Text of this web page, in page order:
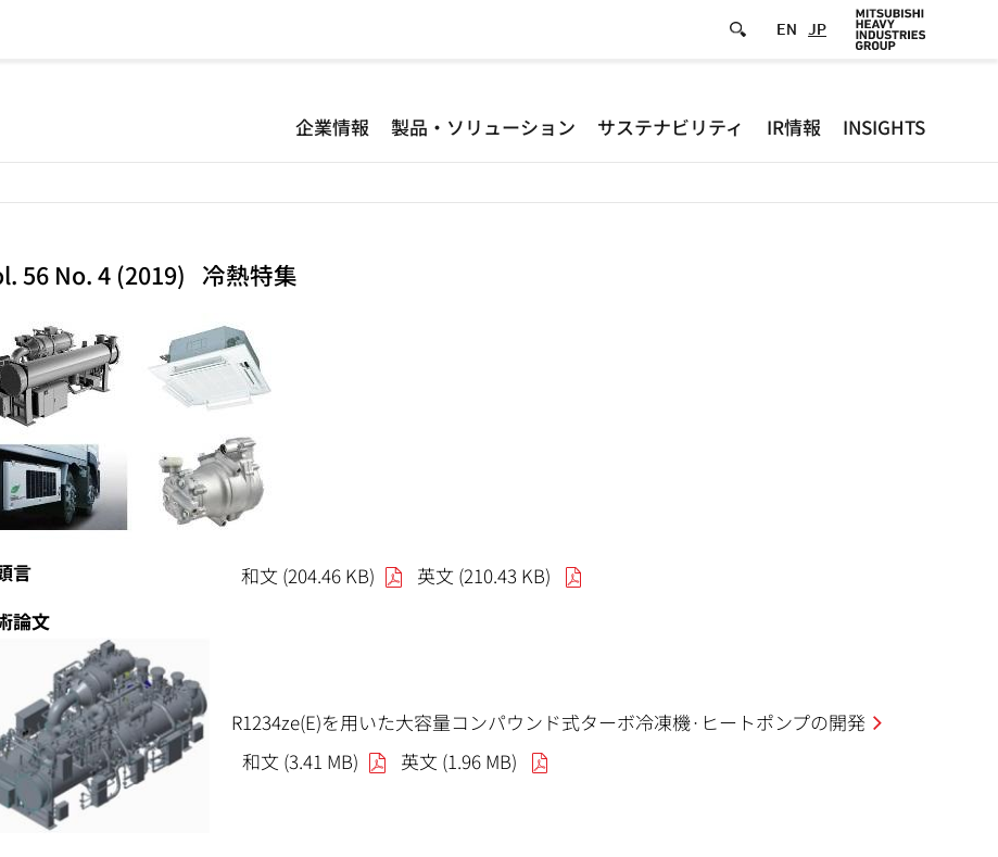
EN JP
-
企業情報 製品・ソリューション サステナビリティ IR情報 INSIGHTS
56 No. 4 (2019) 冷熱特集
言 和文 (204.46 KB)
英文 (210.43 KB)
論文
R1234ze(E)を用いた大容量コンパウンド式ターボ冷凍機·ヒートポンプの開発
和文 (3.41 MB)
英文 (1.96 MB)